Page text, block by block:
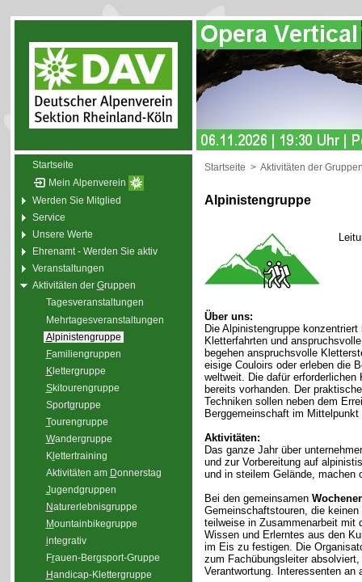
Startseite
Mein Alpenverein
Werden Sie Mitglied
Service
Unsere Werte
Ehrenamt - Werden Sie aktiv
Veranstaltungen
Aktivitäten der Gruppen
Tagesveranstaltungen
Mehrtagesveranstaltungen
Alpinistengruppe
Familiengruppen
Klettergruppe
Skitourengruppe
Sportgruppe
Tourengruppe
Wandergruppe
Kl ettertraining
Aktivitäten am Donnerstag
Jugendgruppen
Naturerlebnisgruppe
Mountainbikegruppe
integrativ
Frauen-Bergsport-Gruppe
Handicap-Klettergruppe
Startseite > Aktivitäten der
Alpinistengruppe
Über uns:
Die Alpinistengruppe
Kletterfahrten und
begehen anspruchsvolle
eisige Couloirs oder erleben die
weltweit. Die dafür erforderlichen
bereits vorhanden. Der
Techniken sollen neben dem
Berggemeinschaft im Mittelpunkt
Aktivitäten:
Das ganze Jahr über
und zur Vorbereitung auf
und in steilem Gelände, machen
Bei den gemeinsamen
Gemeinschaftstouren, die keinen
teilweise in Zusammenarbeit mit
Wissen und Erlerntes aus den
im Eis zu festigen. Die
zum Fachübungsleiter
Verantwortung. Interessenten an